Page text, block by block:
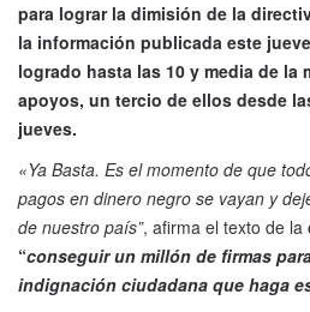
para lograr la dimisión de la
la información publicada este
logrado hasta las 10 y media de la
apoyos, un tercio de ellos desde
jueves.
«Ya Basta. Es el momento de que
pagos en dinero negro se vayan y
de nuestro país”, afirma el texto de la
“conseguir un millón de firmas
indignación ciudadana que haga